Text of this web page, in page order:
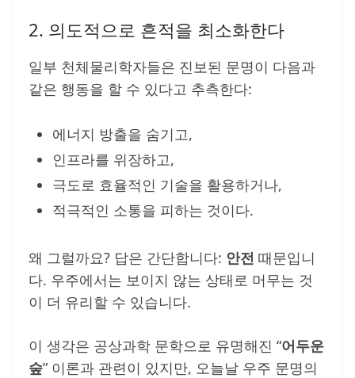
2. 의도적으로 흔적을 최소화한다
일부 천체물리학자들은 진보된 문명이 다음과
같은 행동을 할 수 있다고 추측한다:
에너지 방출을 숨기고,
인프라를 위장하고,
극도로 효율적인 기술을 활용하거나,
적극적인 소통을 피하는 것이다.
왜 그럴까요? 답은 간단합니다: 안전 때문입니
다. 우주에서는 보이지 않는 상태로 머무는 것
이 더 유리할 수 있습니다.
이 생각은 공상과학 문학으로 유명해진 “어두운
숲” 이론과 관련이 있지만, 오늘날 우주 문명의